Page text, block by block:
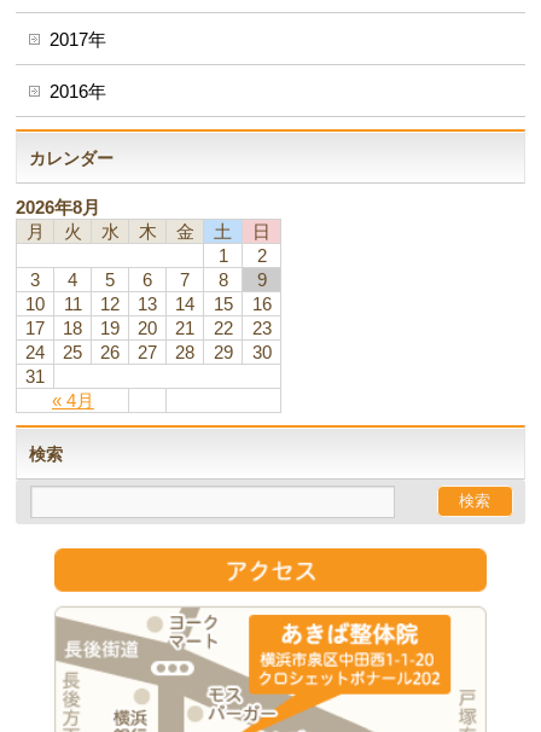
2017年
2016年
カレンダー
2026年8月
月
火 水 木 金 土 日
« 4月
1
2
3
4 5 6 7 8
9
10
11 12 13 14 15
16
17
18 19 20 21 22
23
24
25 26 27 28 29
30
31
検索